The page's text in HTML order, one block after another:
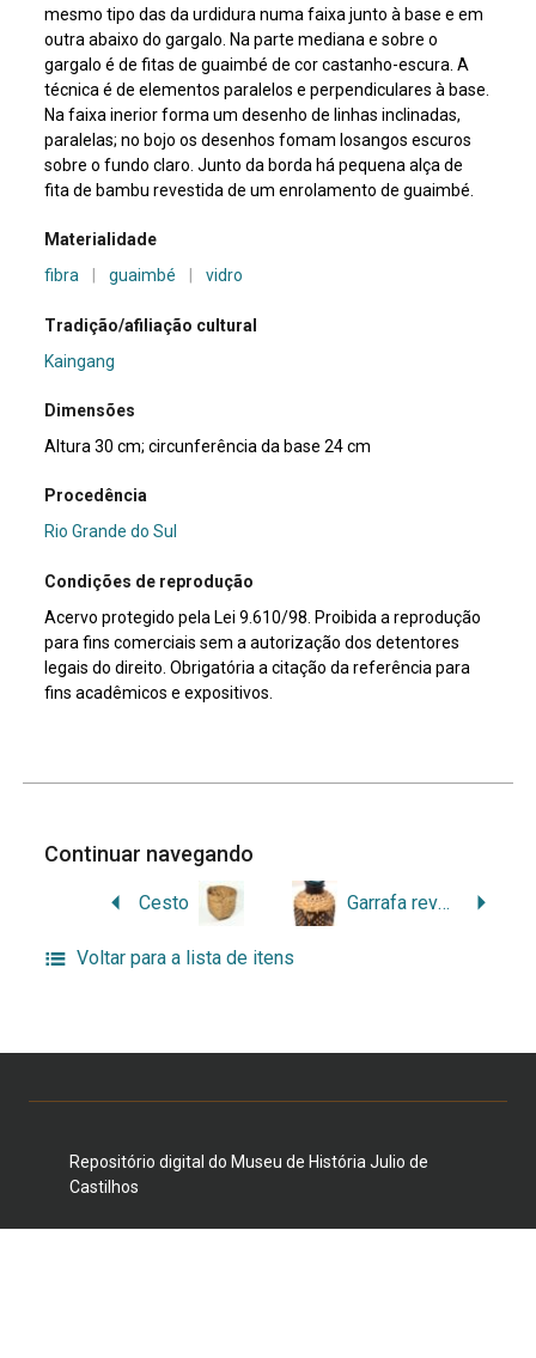
mesmo tipo das da urdidura numa faixa junto à base e em
outra abaixo do gargalo. Na parte mediana e sobre o
gargalo é de fitas de guaimbé de cor castanho-escura. A
técnica é de elementos paralelos e perpendiculares à base.
Na faixa inerior forma um desenho de linhas inclinadas,
paralelas; no bojo os desenhos fomam losangos escuros
sobre o fundo claro. Junto da borda há pequena alça de
fita de bambu revestida de um enrolamento de guaimbé.
Materialidade
fibra
guaimbé vidro
Tradição/afiliação cultural
Kaingang
Dimensões
Altura 30 cm; circunferência da base 24 cm
Procedência
Rio Grande do Sul
Condições de reprodução
Acervo protegido pela Lei 9.610/98. Proibida a reprodução
para fins comerciais sem a autorização dos detentores
legais do direito. Obrigatória a citação da referência para
fins acadêmicos e expositivos.
Continuar navegando
Cesto Garrafa revestida com fibras vegetais trançadas
Voltar para a lista de itens
Repositório digital do Museu de História Julio de
Castilhos